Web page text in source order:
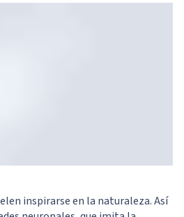
inspirarse en la naturaleza. Así